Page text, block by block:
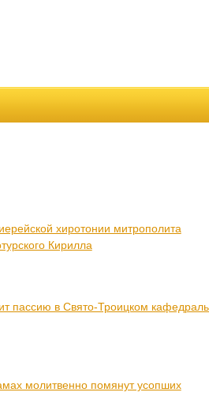
хиротонии митрополита
Кирилла
пассию в Свято-Троицком
молитвенно помянут усопших